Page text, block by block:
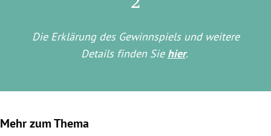
Die Erklärung des Gewinnspiels und weitere
Details finden Sie hier.
Mehr zum Thema